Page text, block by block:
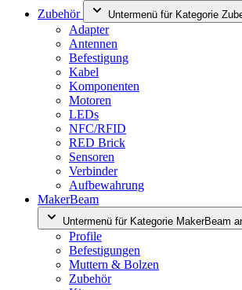
Zubehör
Untermenü für Kategorie
Adapter
Antennen
Befestigung
Kabel
Komponenten
Motoren
LEDs
NFC/RFID
RED Brick
Sensoren
Verbinder
Aufbewahrung
MakerBeam
Untermenü für Kategorie MakerBeam
Profile
Befestigungen
Muttern & Bolzen
Zubehör